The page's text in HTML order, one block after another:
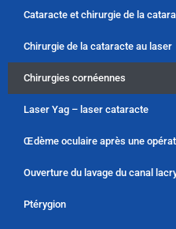
Cataracte et chirurgie de la
Chirurgie de la cataracte au laser
Chirurgies cornéennes
Laser Yag – laser cataracte
Œdème oculaire après une
Ouverture du lavage du canal
Ptérygion